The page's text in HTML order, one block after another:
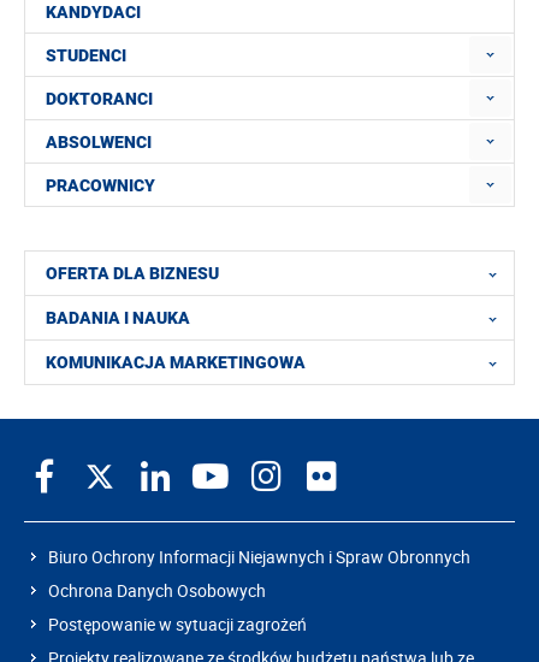
KANDYDACI
STUDENCI
DOKTORANCI
ABSOLWENCI
PRACOWNICY
OFERTA DLA BIZNESU
BADANIA I NAUKA
KOMUNIKACJA MARKETINGOWA
Biuro Ochrony Informacji Niejawnych i Spraw Obronnych
Ochrona Danych Osobowych
Postępowanie w sytuacji zagrożeń
Projekty realizowane ze środków budżetu państwa lub ze